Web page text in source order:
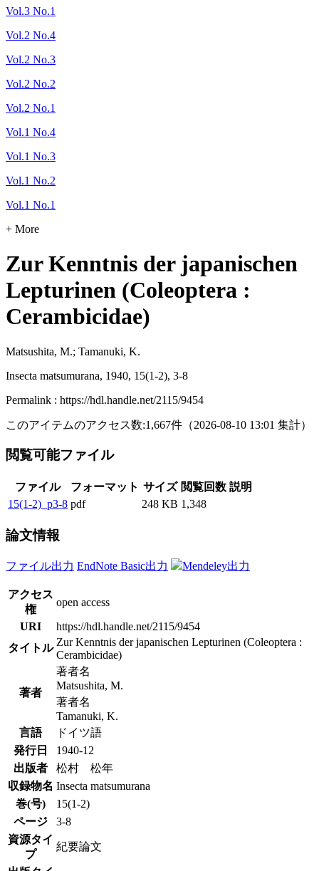
Vol.3 No.1
Vol.2 No.4
Vol.2 No.3
Vol.2 No.2
Vol.2 No.1
Vol.1 No.4
Vol.1 No.3
Vol.1 No.2
Vol.1 No.1
+ More
Zur Kenntnis der japanischen
Lepturinen (Coleoptera :
Cerambicidae)
Matsushita, M.; Tamanuki, K.
Insecta matsumurana, 1940, 15(1-2), 3-8
Permalink : https://hdl.handle.net/2115/9454
このアイテムのアクセス数:1,667件 （2026-08-10 13:01 集計）
閲覧可能ファイル
ファイル フォーマット サイズ 閲覧回数 説明
15(1-2)_p3-8 pdf 248 KB 1,348
論文情報
ファイル出力 EndNote Basic出力 Mendeley出力
アクセス
権
open access
URI
https://hdl.handle.net/2115/9454
タイトル Zur Kenntnis der japanischen Lepturinen (Coleoptera :
Cerambicidae)
著者
著者名
Matsushita, M.
著者名
Tamanuki, K.
言語
ドイツ語
発行日
1940-12
出版者
松村 松年
収録物名 Insecta matsumurana
巻(号)
15(1-2)
ページ
3-8
資源タイ
プ
紀要論文